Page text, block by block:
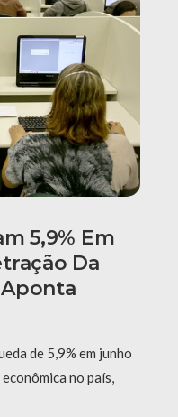
5,9% Em
Da
de 5,9% em junho
no país,